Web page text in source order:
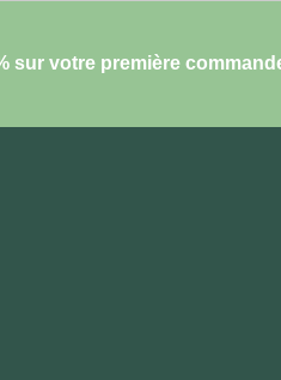
sur votre première